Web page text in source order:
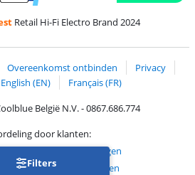
Filters
en Visa via ClickToPay
Betalen met PayPal
Retail Hi-Fi Electro Brand 2024
Overeenkomst ontbinden
Privacy
English (EN)
Français (FR)
België N.V. - 0867.686.774
door klanten:
4/5-75.129 beoordelingen
10-68.705 beoordelingen